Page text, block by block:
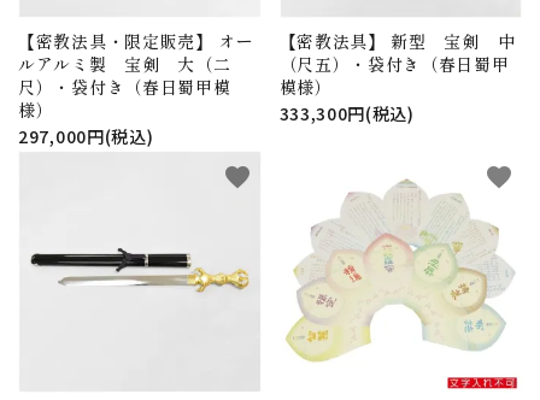
【密教法具・限定販売】 オー
ルアルミ製 宝剣 大（二
尺）・袋付き（春日蜀甲模
様）
297,000円(税込)
【密教法具】 新型 宝剣 中
（尺五）・袋付き（春日蜀甲
模様）
333,300円(税込)
favorite favorite